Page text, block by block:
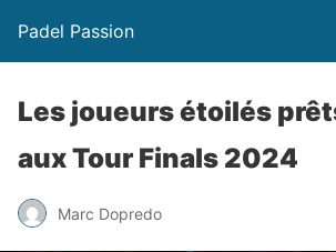
Padel Passion
Les joueurs étoilés
aux Tour Finals 2024
Marc Dopredo